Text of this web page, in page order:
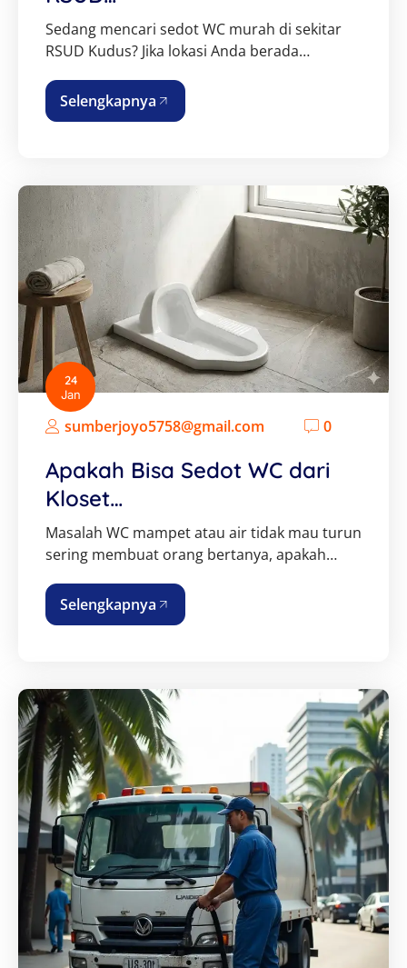
Sedang mencari sedot WC murah di sekitar
RSUD Kudus? Jika lokasi Anda berada…
Selengkapnya
24
Jan
sumberjoyo5758@gmail.com 0
Apakah Bisa Sedot WC dari
Kloset…
Masalah WC mampet atau air tidak mau turun
sering membuat orang bertanya, apakah…
Selengkapnya